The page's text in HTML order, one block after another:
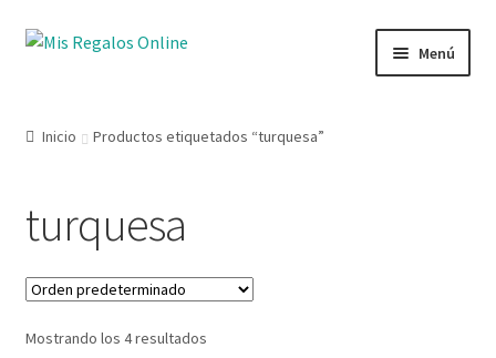
Menú
Secciones
Ofertas
Novedades
Inicio Productos etiquetados “turquesa”
turquesa
Mostrando los 4 resultados